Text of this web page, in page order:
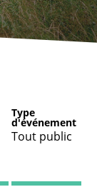
Type
d'événement
Tout public